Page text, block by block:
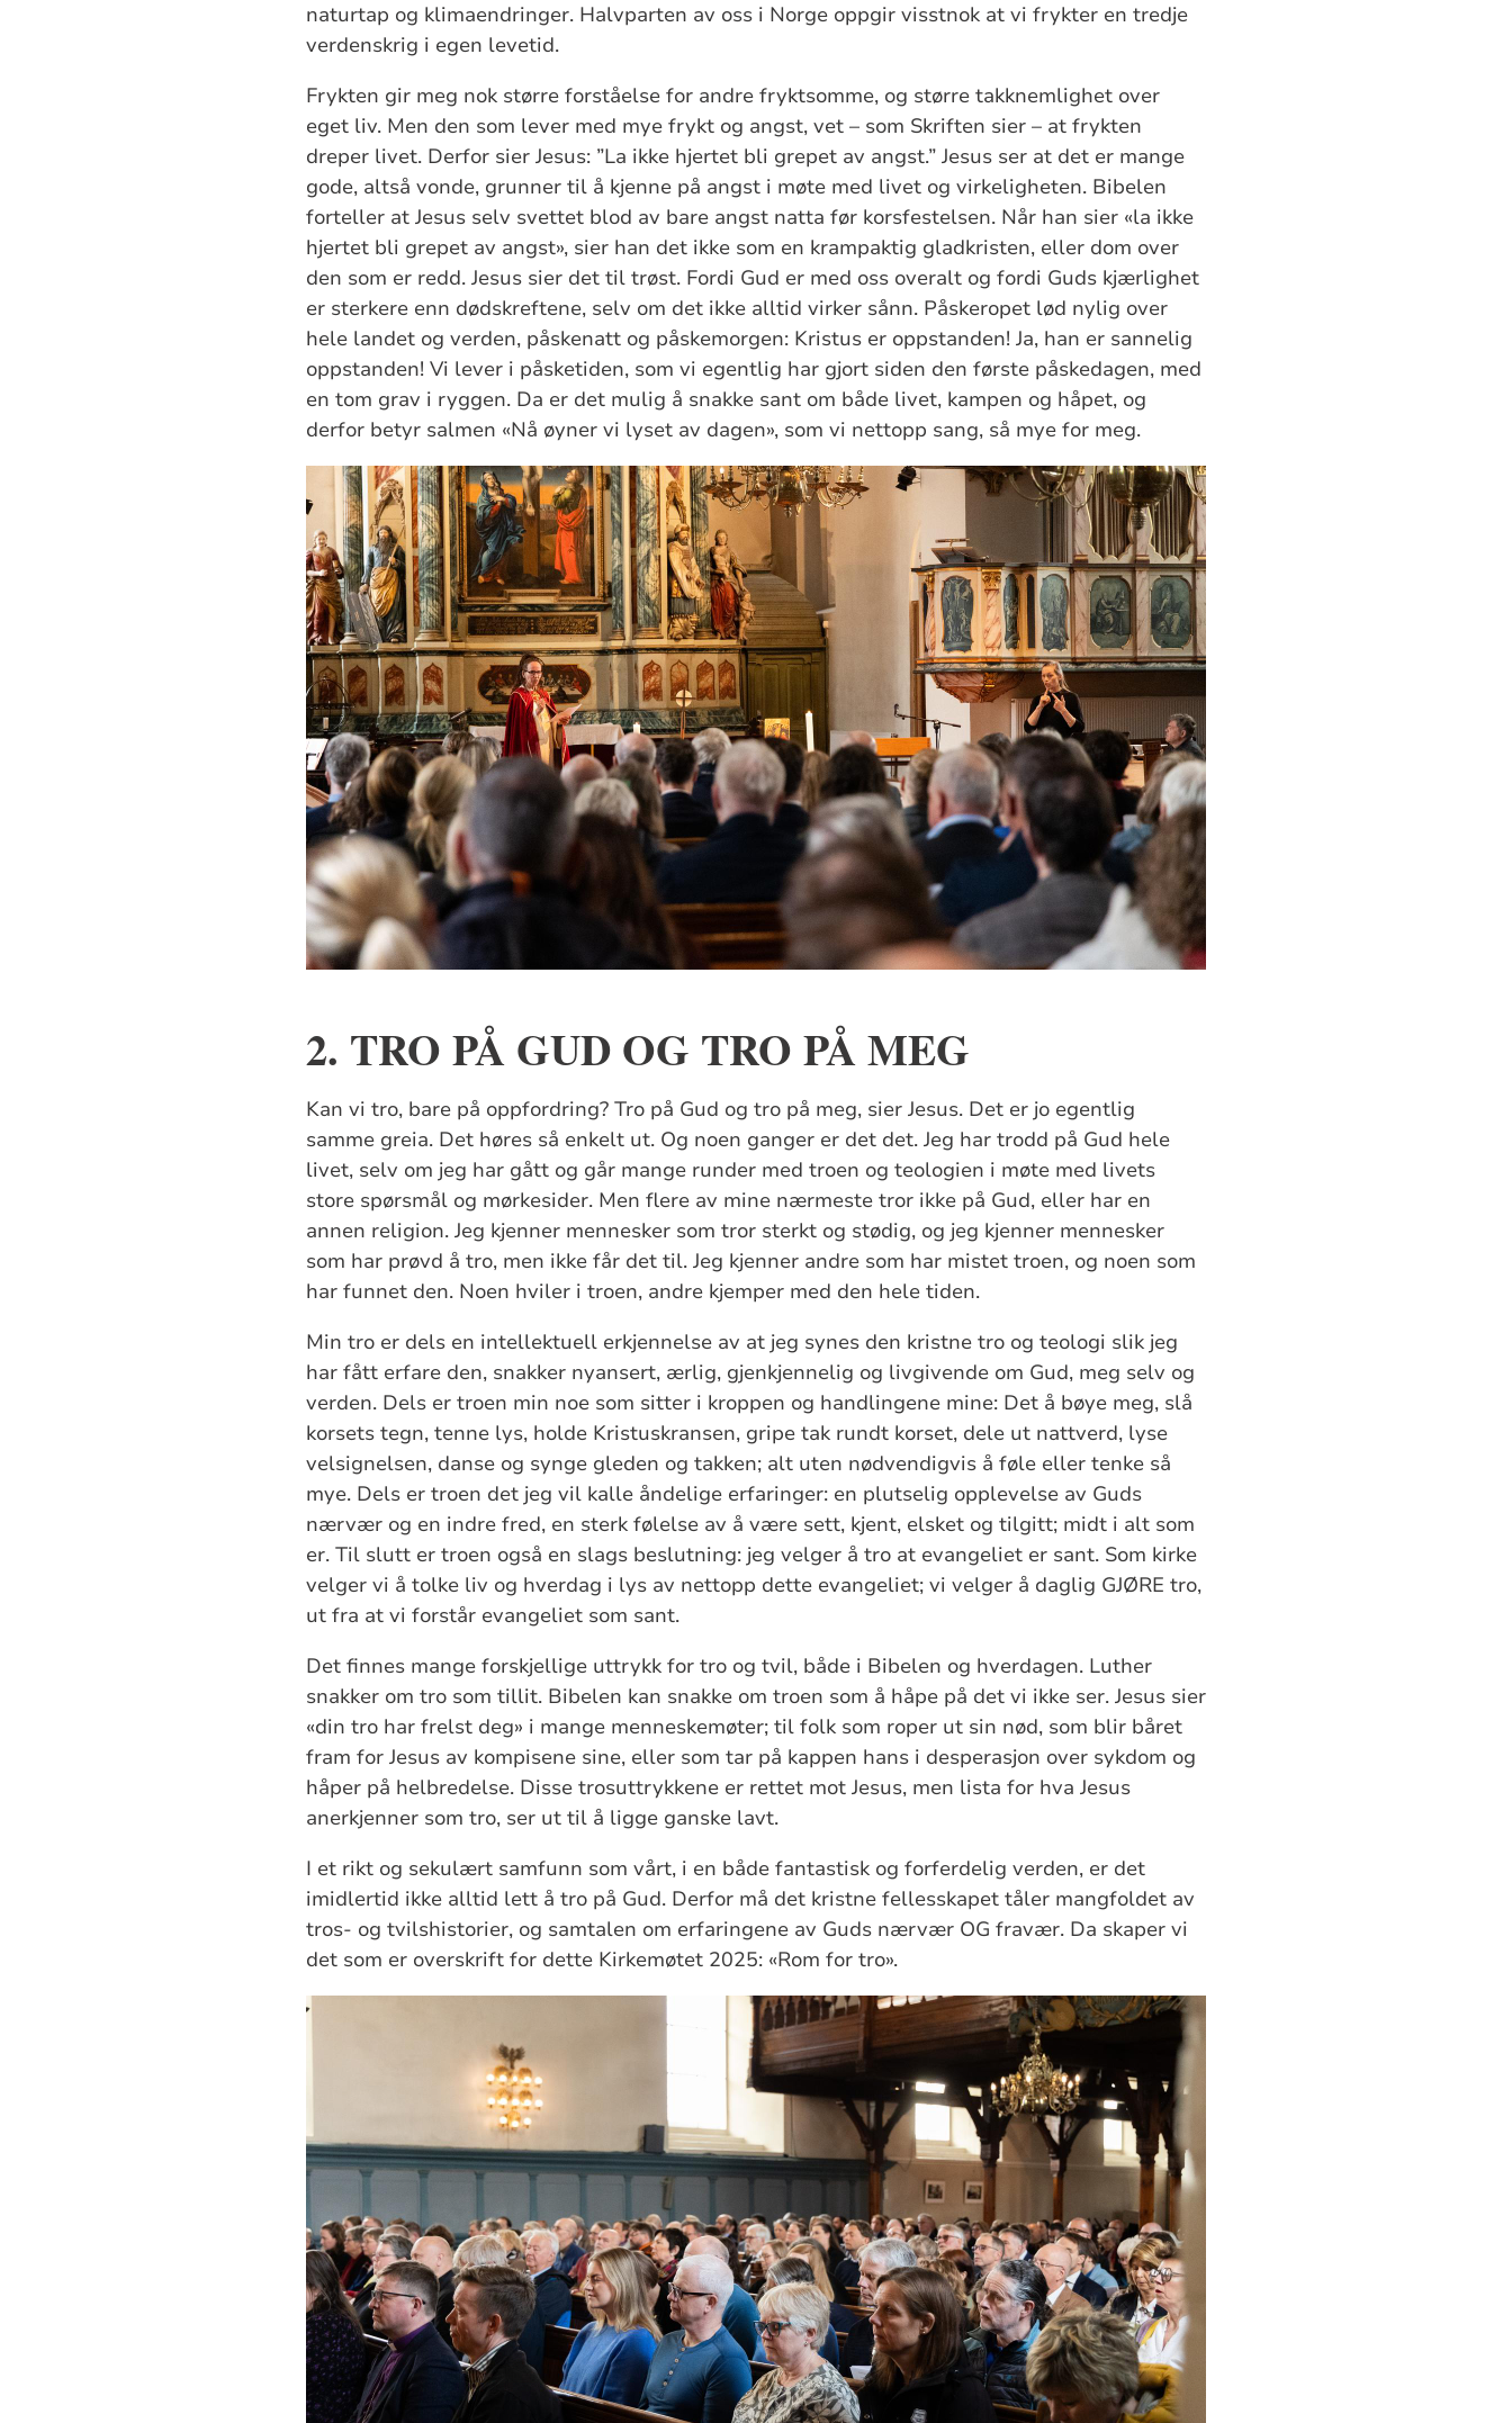
naturtap og klimaendringer. Halvparten av oss i Norge oppgir visstnok at vi frykter en tredje
verdenskrig i egen levetid.
Frykten gir meg nok større forståelse for andre fryktsomme, og større takknemlighet over
eget liv. Men den som lever med mye frykt og angst, vet – som Skriften sier – at frykten
dreper livet. Derfor sier Jesus: ”La ikke hjertet bli grepet av angst.” Jesus ser at det er mange
gode, altså vonde, grunner til å kjenne på angst i møte med livet og virkeligheten. Bibelen
forteller at Jesus selv svettet blod av bare angst natta før korsfestelsen. Når han sier «la ikke
hjertet bli grepet av angst», sier han det ikke som en krampaktig gladkristen, eller dom over
den som er redd. Jesus sier det til trøst. Fordi Gud er med oss overalt og fordi Guds kjærlighet
er sterkere enn dødskreftene, selv om det ikke alltid virker sånn. Påskeropet lød nylig over
hele landet og verden, påskenatt og påskemorgen: Kristus er oppstanden! Ja, han er sannelig
oppstanden! Vi lever i påsketiden, som vi egentlig har gjort siden den første påskedagen, med
en tom grav i ryggen. Da er det mulig å snakke sant om både livet, kampen og håpet, og
derfor betyr salmen «Nå øyner vi lyset av dagen», som vi nettopp sang, så mye for meg.
2. TRO PÅ GUD OG TRO PÅ MEG
Kan vi tro, bare på oppfordring? Tro på Gud og tro på meg, sier Jesus. Det er jo egentlig
samme greia. Det høres så enkelt ut. Og noen ganger er det det. Jeg har trodd på Gud hele
livet, selv om jeg har gått og går mange runder med troen og teologien i møte med livets
store spørsmål og mørkesider. Men flere av mine nærmeste tror ikke på Gud, eller har en
annen religion. Jeg kjenner mennesker som tror sterkt og stødig, og jeg kjenner mennesker
som har prøvd å tro, men ikke får det til. Jeg kjenner andre som har mistet troen, og noen som
har funnet den. Noen hviler i troen, andre kjemper med den hele tiden.
Min tro er dels en intellektuell erkjennelse av at jeg synes den kristne tro og teologi slik jeg
har fått erfare den, snakker nyansert, ærlig, gjenkjennelig og livgivende om Gud, meg selv og
verden. Dels er troen min noe som sitter i kroppen og handlingene mine: Det å bøye meg, slå
korsets tegn, tenne lys, holde Kristuskransen, gripe tak rundt korset, dele ut nattverd, lyse
velsignelsen, danse og synge gleden og takken; alt uten nødvendigvis å føle eller tenke så
mye. Dels er troen det jeg vil kalle åndelige erfaringer: en plutselig opplevelse av Guds
nærvær og en indre fred, en sterk følelse av å være sett, kjent, elsket og tilgitt; midt i alt som
er. Til slutt er troen også en slags beslutning: jeg velger å tro at evangeliet er sant. Som kirke
velger vi å tolke liv og hverdag i lys av nettopp dette evangeliet; vi velger å daglig GJØRE tro,
ut fra at vi forstår evangeliet som sant.
Det finnes mange forskjellige uttrykk for tro og tvil, både i Bibelen og hverdagen. Luther
snakker om tro som tillit. Bibelen kan snakke om troen som å håpe på det vi ikke ser. Jesus sier
«din tro har frelst deg» i mange menneskemøter; til folk som roper ut sin nød, som blir båret
fram for Jesus av kompisene sine, eller som tar på kappen hans i desperasjon over sykdom og
håper på helbredelse. Disse trosuttrykkene er rettet mot Jesus, men lista for hva Jesus
anerkjenner som tro, ser ut til å ligge ganske lavt.
I et rikt og sekulært samfunn som vårt, i en både fantastisk og forferdelig verden, er det
imidlertid ikke alltid lett å tro på Gud. Derfor må det kristne fellesskapet tåler mangfoldet av
tros- og tvilshistorier, og samtalen om erfaringene av Guds nærvær OG fravær. Da skaper vi
det som er overskrift for dette Kirkemøtet 2025: «Rom for tro».